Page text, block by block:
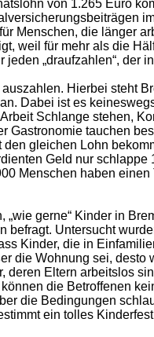
von 1.265 Euro
Menschen, die länger
weil für mehr als die
„draufzahlen“, der
Hierbei steht
Dabei ist es
Schlange stehen,
Gastronomie tauchen
gleichen Lohn
Geld nur schlappe
Menschen haben
gerne“ Kinder in
befragt. Untersucht
Kinder, die in
die Wohnung sei, desto
deren Eltern arbeitslos
die Betroffenen
die Bedingungen
ein tolles